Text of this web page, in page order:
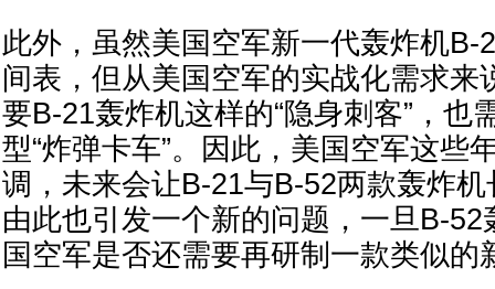
此外，虽然美国空军新一代轰炸机B-
间表，但从美国空军的实战化需求来
要B-21轰炸机这样的“隐身刺客”，也
型“炸弹卡车”。因此，美国空军这些
调，未来会让B-21与B-52两款轰炸
由此也引发一个新的问题，一旦B-
国空军是否还需要再研制一款类似的